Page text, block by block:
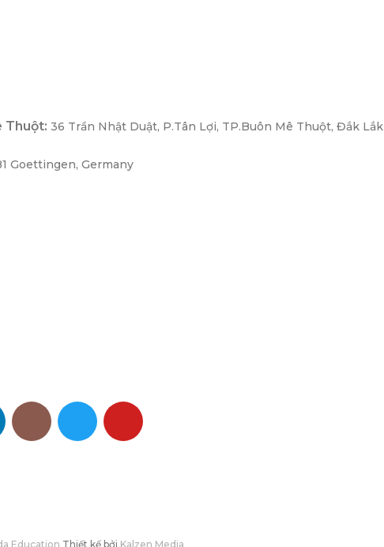
Thuột: 36 Trần Nhật Duật, P.Tân Lợi, TP.Buôn Mê Thuột, Đắk Lắk
Goettingen, Germany
Education Thiết kế bởi Kalzen Media